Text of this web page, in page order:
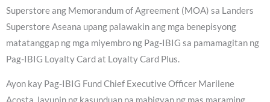
Superstore ang Memorandum of Agreement (MOA) sa Landers
Superstore Aseana upang palawakin ang mga benepisyong
matatanggap ng mga miyembro ng Pag-IBIG sa pamamagitan ng
Pag-IBIG Loyalty Card at Loyalty Card Plus.
Ayon kay Pag-IBIG Fund Chief Executive Officer Marilene